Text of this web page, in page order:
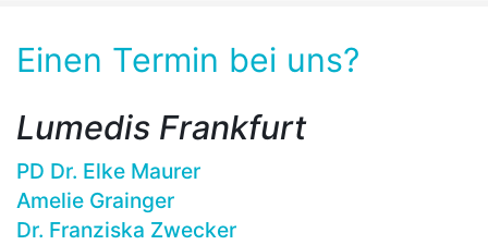
Einen Termin bei uns?
Lumedis Frankfurt
PD Dr. Elke Maurer
Amelie Grainger
Dr. Franziska Zwecker